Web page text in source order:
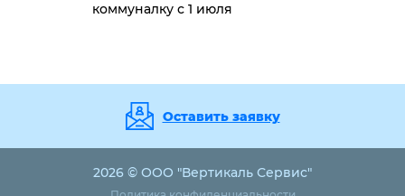
коммуналку с 1 июля
Оставить заявку
2026 © ООО "Вертикаль Сервис"